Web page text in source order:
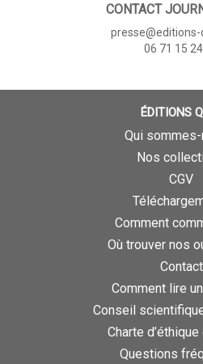
CONTACT
06 71 15
ÉDITIONS
Qui sommes-
Nos
CGV
Comment
Où trouver nos
Contact
Comment lire
Conseil
Charte
Questions